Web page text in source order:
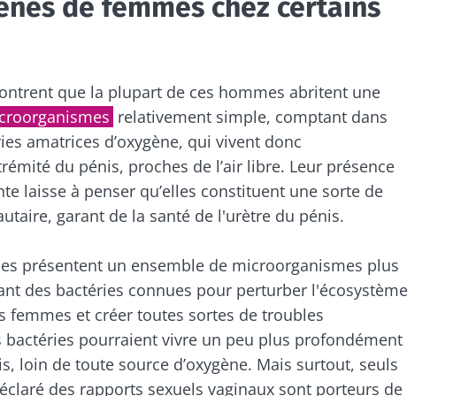
de femmes chez certains
que la plupart de ces hommes abritent une
relativement simple, comptant dans
amatrices d’oxygène, qui vivent donc
du pénis, proches de l’air libre. Leur présence
laisse à penser qu’elles constituent une sorte de
garant de la santé de l'urètre du pénis.
présentent un ensemble de microorganismes plus
des bactéries connues pour perturber l'écosystème
femmes et créer toutes sortes de troubles
bactéries pourraient vivre un peu plus profondément
loin de toute source d’oxygène. Mais surtout, seuls
des rapports sexuels vaginaux sont porteurs de
sur le point d'être redirigé et de quitter notre site web
tenir informé
la communauté du microbiote et recevez une fois par
pour rester au courant des dernières actualités sur le
la communauté du microbiote et recevez une fois par
pour rester au courant des dernières actualités sur le
lu et accepte lesCGUet lapolitique de protection des données
Institute
obligatoires